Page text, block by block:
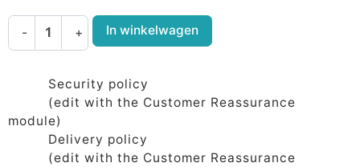
- + In winkelwagen
Security policy
(edit with the Customer Reassurance
module)
Delivery policy
(edit with the Customer Reassurance